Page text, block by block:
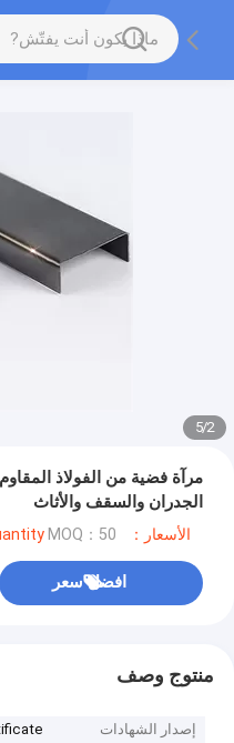
3
/
5
الجدران والسقف والأثاث
الأسعار：based on sizes and quantity MOQ：50 قطعة
افضل سعر
منتوج وصف
إصدار الشهادات